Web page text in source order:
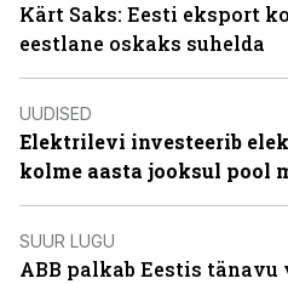
Kärt Saks: Eesti eksport
eestlane oskaks suhelda
UUDISED
Elektrilevi investeerib
kolme aasta jooksul pool
SUUR LUGU
ABB palkab Eestis